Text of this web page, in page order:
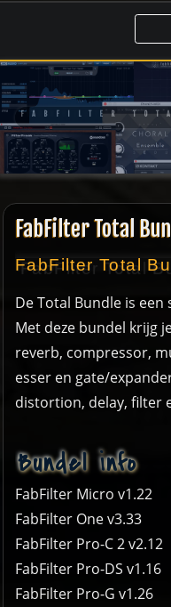
de
inhoud
FABFILTER
FabFilter Total
FabFilter Total
De Total Bundle is een
Met deze bundel krijg
reverb, compressor,
esser en gate/
distortion, delay, filter
Bundel info
FabFilter Micro v1.22
FabFilter One v3.33
FabFilter Pro-C 2 v2.12
FabFilter Pro-DS v1.16
FabFilter Pro-G v1.26